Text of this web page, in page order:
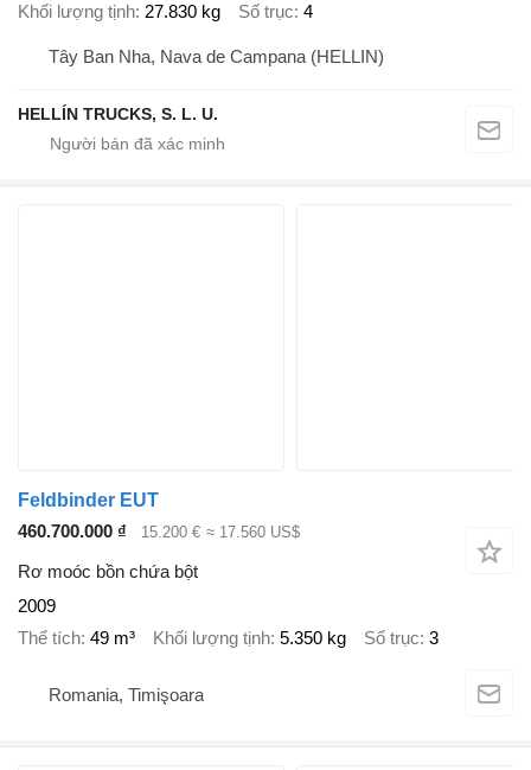
Khối lượng tịnh 27.830 kg Số trục 4
Tây Ban Nha, Nava de Campana (HELLIN)
HELLÍN TRUCKS, S. L. U.
Feldbinder EUT
460.700.000 ₫
15.200 € ≈ 17.560 US$
Rơ moóc bồn chứa bột
2009
Thể tích 49 m³ Khối lượng tịnh 5.350 kg Số trục 3
Romania, Timişoara